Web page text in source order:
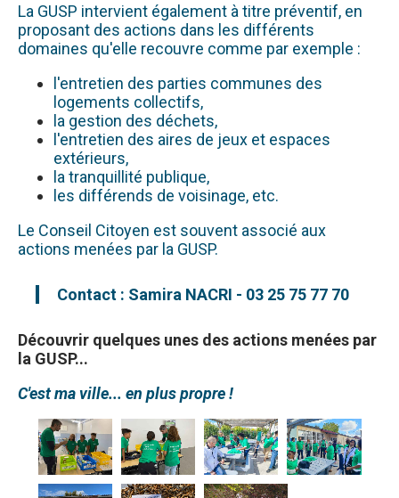
La GUSP intervient également à titre préventif, en
proposant des actions dans les différents
domaines qu'elle recouvre comme par exemple :
l'entretien des parties communes des
logements collectifs,
la gestion des déchets,
l'entretien des aires de jeux et espaces
extérieurs,
la tranquillité publique,
les différends de voisinage, etc.
Le Conseil Citoyen est souvent associé aux
actions menées par la GUSP.
Contact : Samira NACRI - 03 25 75 77 70
Découvrir quelques unes des actions menées par
la GUSP...
C'est ma ville... en plus propre !